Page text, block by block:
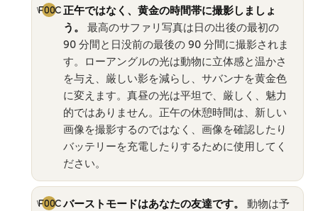
正午ではなく、黄金の時間帯に撮影しましょ
う。
最高のサファリ写真は日の出後の最初の
90 分間と日没前の最後の 90 分間に撮影されま
す。ローアングルの光は動物に立体感と温かさ
を与え、厳しい影を減らし、サバンナを黄金色
に変えます。真昼の光は平坦で、厳しく、魅力
的ではありません。正午の休憩時間は、新しい
画像を撮影するのではなく、画像を確認したり
バッテリーを充電したりするために使用してく
ださい。
バーストモードはあなたの友達です。
動物は予